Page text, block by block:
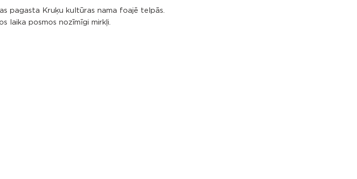
pagasta Kruķu kultūras nama foajē telpās.
laika posmos nozīmīgi mirkļi.